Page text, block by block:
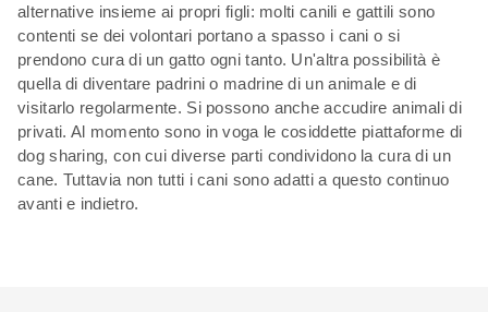
alternative insieme ai propri figli: molti canili e gattili sono
contenti se dei volontari portano a spasso i cani o si
prendono cura di un gatto ogni tanto. Un'altra possibilità è
quella di diventare padrini o madrine di un animale e di
visitarlo regolarmente. Si possono anche accudire animali di
privati. Al momento sono in voga le cosiddette piattaforme di
dog sharing, con cui diverse parti condividono la cura di un
cane. Tuttavia non tutti i cani sono adatti a questo continuo
avanti e indietro.